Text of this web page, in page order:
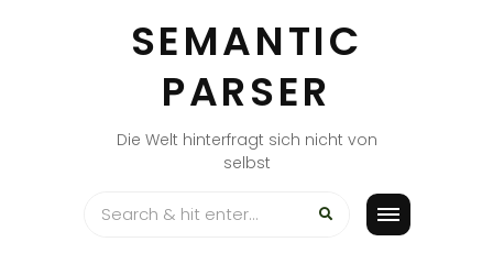
SEMANTIC
PARSER
Die Welt hinterfragt sich nicht von
selbst